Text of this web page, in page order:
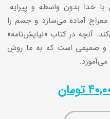
خدا بدون واسطه و پیرایه.
آماده می‌سازد و جسم را
آنچه در کتاب «نیایش‌نامه»
و صمیمی است که به ما روشِ
می‌آموزد.
تومان